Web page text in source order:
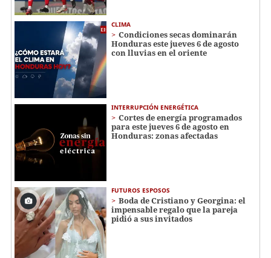
CLIMA
Condiciones secas dominarán
Honduras este jueves 6 de agosto
con lluvias en el oriente
INTERRUPCIÓN ENERGÉTICA
Cortes de energía programados
para este jueves 6 de agosto en
Honduras: zonas afectadas
FUTUROS ESPOSOS
Boda de Cristiano y Georgina: el
impensable regalo que la pareja
pidió a sus invitados